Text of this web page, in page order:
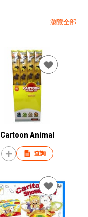
瀏覽全部
Cartoon Animal
查詢